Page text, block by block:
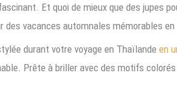
Et quoi de mieux que des jupes
vacances automnales mémorables en
durant votre voyage en Thaïlande en
Prête à briller avec des motifs